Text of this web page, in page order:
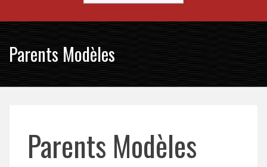
Parents Modèles
Parents Modèles